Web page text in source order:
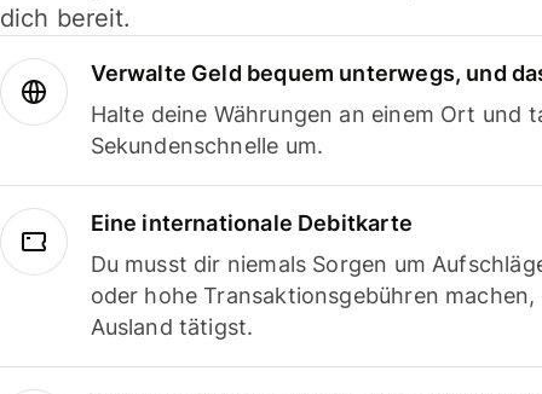
dich bereit.
Verwalte Geld bequem unterwegs, und
Halte deine Währungen an einem Ort und
Sekundenschnelle um.
Eine internationale Debitkarte
Du musst dir niemals Sorgen um
oder hohe Transaktionsgebühren
Ausland tätigst.